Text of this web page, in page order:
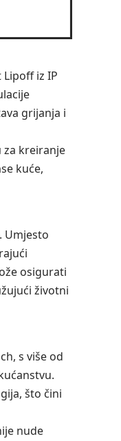
iz IP
grijanja i
za kreiranje
kuće,
Umjesto
osigurati
životni
s više od
što čini
nude